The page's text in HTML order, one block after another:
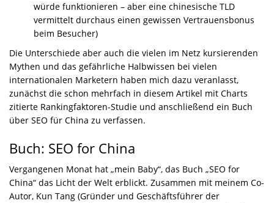
würde funktionieren – aber eine chinesische TLD
vermittelt durchaus einen gewissen Vertrauensbonus
beim Besucher)
Die Unterschiede aber auch die vielen im Netz kursierenden
Mythen und das gefährliche Halbwissen bei vielen
internationalen Marketern haben mich dazu veranlasst,
zunächst die schon mehrfach in diesem Artikel mit Charts
zitierte Rankingfaktoren-Studie und anschließend ein Buch
über SEO für China zu verfassen.
Buch: SEO for China
Vergangenen Monat hat „mein Baby“, das Buch „SEO for
China“ das Licht der Welt erblickt. Zusammen mit meinem Co-
Autor, Kun Tang (Gründer und Geschäftsführer der